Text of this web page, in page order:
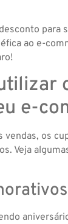
para
ao e-
e-
vendas, os
Veja